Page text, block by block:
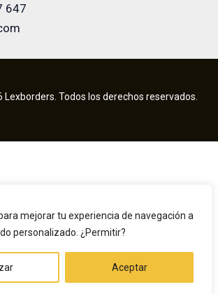
mejorar tu experiencia de navegación a
personalizado. ¿Permitir?
Aceptar
647
Todos los derechos reservados.